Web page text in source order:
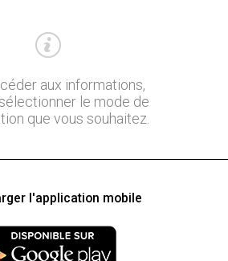
aux informations,
le mode de
que vous souhaitez.
l'application mobile